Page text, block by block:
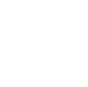
waren Meilensteine -